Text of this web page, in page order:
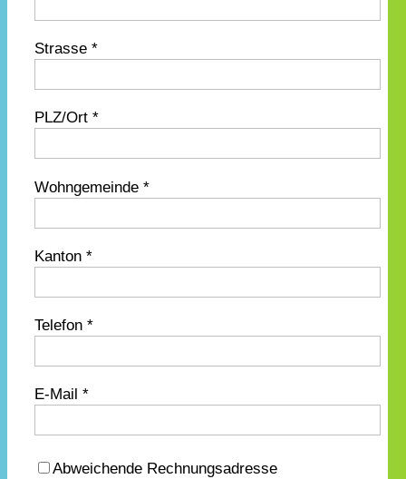
Strasse *
PLZ/Ort *
Wohngemeinde *
Kanton *
Telefon *
E-Mail *
Abweichende Rechnungsadresse